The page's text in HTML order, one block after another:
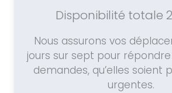
Disponibilité totale
Nous assurons vos
jours sur sept pour
demandes, qu’elles soient
urgentes.